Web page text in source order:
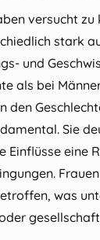
versucht
stark
und
als bei
den
Sie
Einflüsse eine
was